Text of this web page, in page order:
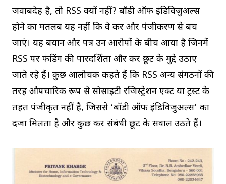
जवाबदेह है, तो RSS क्यों नहीं? बॉडी ऑफ इंडिविजुअल्स
होने का मतलब यह नहीं कि वे कर और पंजीकरण से बच
जाएं। यह बयान और पत्र उन आरोपों के बीच आया है जिनमें
RSS पर फंडिंग की पारदर्शिता और कर छूट के मुद्दे उठाए
जाते रहे हैं। कुछ आलोचक कहते हैं कि RSS अन्य संगठनों की
तरह औपचारिक रूप से सोसाइटी रजिस्ट्रेशन एक्ट या ट्रस्ट के
तहत पंजीकृत नहीं है, जिससे ‘बॉडी ऑफ इंडिविजुअल्स’ का
दर्जा मिलता है और कुछ कर संबंधी छूट के सवाल उठते हैं।